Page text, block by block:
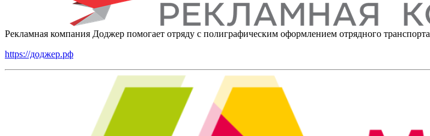
Рекламная компания Доджер помогает отряду с полиграфическим оформлением отрядного транспорта
https://доджер.рф